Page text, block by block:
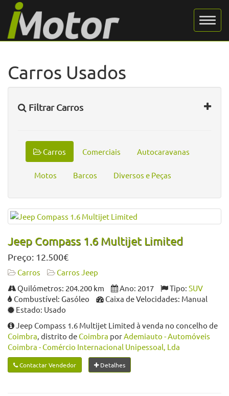
Carros Usados
Filtrar Carros
Carros Comerciais Autocaravanas
Motos Barcos Diversos e Peças
Jeep Compass 1.6 Multijet Limited
Preço: 12.500€
Carros
Carros Jeep
Quilómetros: 204.200 km
Ano: 2017 Tipo: SUV
Combustível: Gasóleo
Caixa de Velocidades: Manual
Estado: Usado
Jeep Compass 1.6 Multijet Limited à venda no concelho de
Coimbra, distrito deCoimbra porAdemiauto - Automóveis
Coimbra - Comércio Internacional Unipessoal, Lda
Contactar Vendedor Detalhes